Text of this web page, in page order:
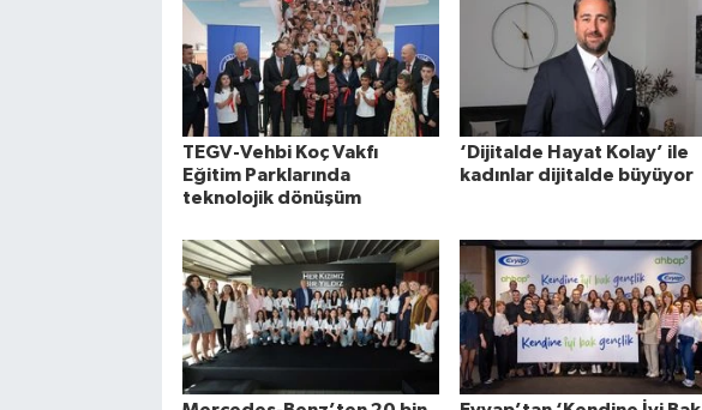
TEGV-Vehbi Koç Vakfı
Eğitim Parklarında
teknolojik dönüşüm
‘Dijitalde Hayat Kolay’ ile
kadınlar dijitalde büyüyor